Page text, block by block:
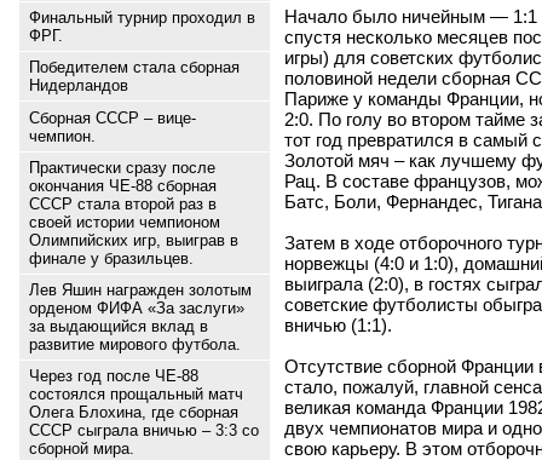
Финальный турнир проходил в
ФРГ.
Победителем стала сборная
Нидерландов
Сборная СССР – вице-
чемпион.
Практически сразу после
окончания ЧЕ-88 сборная
СССР стала второй раз в
своей истории чемпионом
Олимпийских игр, выиграв в
финале у бразильцев.
Лев Яшин награжден золотым
орденом ФИФА «За заслуги»
за выдающийся вклад в
развитие мирового футбола.
Через год после ЧЕ-88
состоялся прощальный матч
Олега Блохина, где сборная
СССР сыграла вничью – 3:3 со
сборной мира.
Начало было ничейным — 1:1
спустя несколько месяцев
игры) для советских
половиной недели сборная
Париже у команды Франции,
2:0. По голу во втором тайме
тот год превратился в самый
Золотой мяч – как лучшему
Рац. В составе французов,
Батс, Боли, Фернандес,
Затем в ходе отборочного
норвежцы (4:0 и 1:0),
выиграла (2:0), в гостях
советские футболисты
вничью (1:1).
Отсутствие сборной
стало, пожалуй, главной
великая команда Франции
двух чемпионатов мира и
свою карьеру. В этом